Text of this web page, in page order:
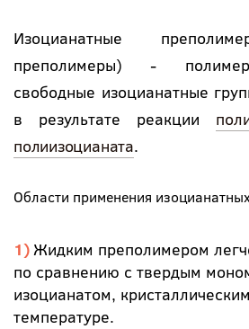
Изоцианатные
преполимеры) -
свободные изоцианатные
в результате реакции
полиизоцианата.
Области применения
Жидким преполимером
по сравнению с твердым
изоцианатом,
температуре.